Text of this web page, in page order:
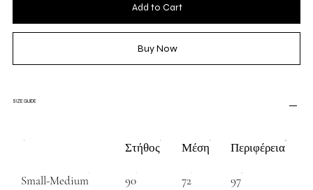
Add to Cart
Buy Now
SIZE GUIDE
Στήθος Μέση Περιφέρεια
Small-Medium 90 72 97